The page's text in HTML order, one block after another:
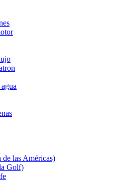
las Américas)
Golf)